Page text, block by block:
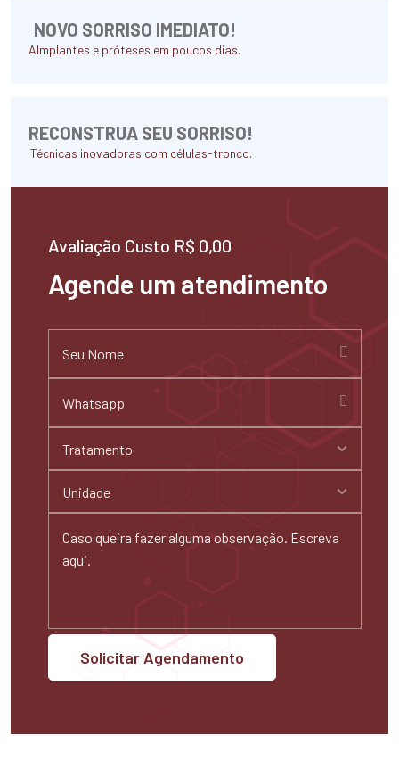
NOVO SORRISO IMEDIATO!
AImplantes e próteses em poucos dias.
RECONSTRUA SEU SORRISO!
Técnicas inovadoras com células-tronco.
Avaliação Custo R$ 0,00
Agende um atendimento
Tratamento
Unidade
Solicitar Agendamento